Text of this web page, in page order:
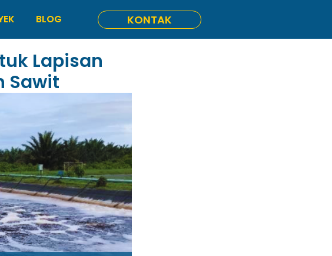
BLOG KONTAK
Lapisan
Sawit